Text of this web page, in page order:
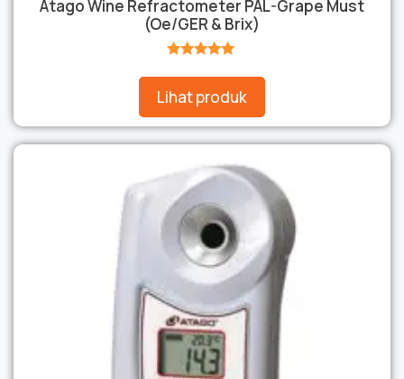
Atago Wine Refractometer PAL-Grape Must
(Oe/GER & Brix)
Lihat produk